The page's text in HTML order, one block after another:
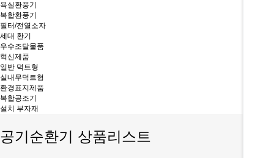
욕실환풍기
복합환풍기
필터/전열소자
세대 환기
우수조달물품
혁신제품
일반 덕트형
실내무덕트형
환경표지제품
복합공조기
설치 부자재
공기순환기 상품리스트